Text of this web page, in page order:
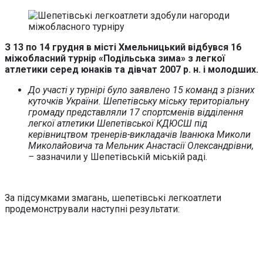
З 13 по 14 грудня в місті Хмельницький відбувся 16
міжобласний турнір «Подільська зима» з легкої
атлетики серед юнаків та дівчат 2007 р. н. і молодших.
До участі у турнірі було заявлено 15 команд з різних
куточків України. Шепетівську міську територіальну
громаду представляли 17 спортсменів відділення
легкої атлетики Шепетівської КДЮСШ під
керівництвом тренерів-викладачів Іванюка Миколи
Миколайовича та Мельник Анастасії Олександрівни,
– зазначили у Шепетівській міській раді.
За підсумками змагань, шепетівські легкоатлети
продемонстрували наступні результати: